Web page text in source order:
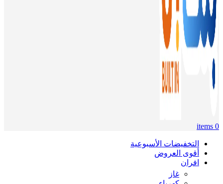
0
items
التخفيضات الأسبوعية
أقوى العروض
افران
غاز